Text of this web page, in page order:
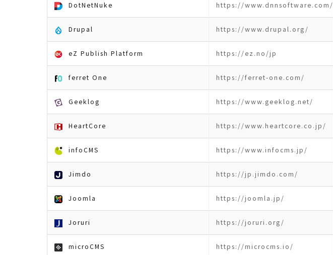
DotNetNuke https://www.dnnsoftware.com/
Drupal https://www.drupal.org/
eZ Publish Platform https://ez.no/jp
ferret One https://ferret-one.com/
Geeklog https://www.geeklog.net/
HeartCore https://www.heartcore.co.jp/
infoCMS https://www.infocms.jp/
Jimdo https://jp.jimdo.com/
Joomla https://joomla.jp/
Joruri https://joruri.org/
microCMS https://microcms.io/